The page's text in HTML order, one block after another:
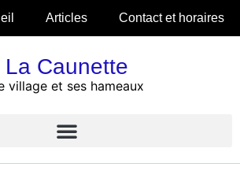
Articles Contact et horaires
La Caunette
village et ses hameaux